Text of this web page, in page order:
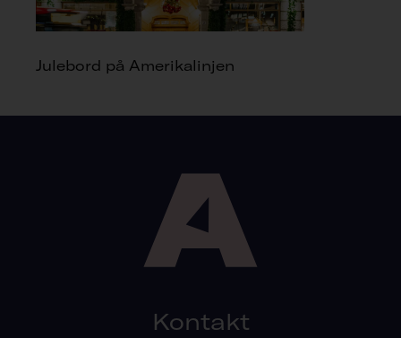
Julebord på Amerikalinjen
Kontakt